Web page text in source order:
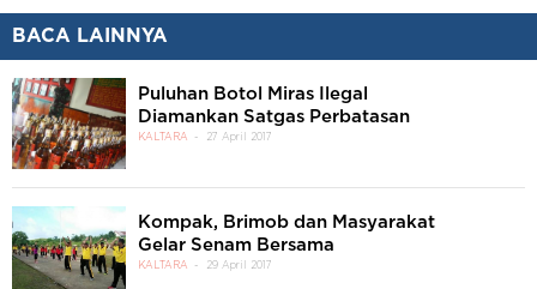
BACA LAINNYA
Puluhan Botol Miras Ilegal
Diamankan Satgas Perbatasan
KALTARA 27 April 2017
Kompak, Brimob dan Masyarakat
Gelar Senam Bersama
KALTARA 29 April 2017